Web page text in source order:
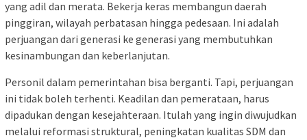
yang adil dan merata. Bekerja keras membangun daerah
pinggiran, wilayah perbatasan hingga pedesaan. Ini adalah
perjuangan dari generasi ke generasi yang membutuhkan
kesinambungan dan keberlanjutan.
Personil dalam pemerintahan bisa berganti. Tapi, perjuangan
ini tidak boleh terhenti. Keadilan dan pemerataan, harus
dipadukan dengan kesejahteraan. Itulah yang ingin diwujudkan
melalui reformasi struktural, peningkatan kualitas SDM dan